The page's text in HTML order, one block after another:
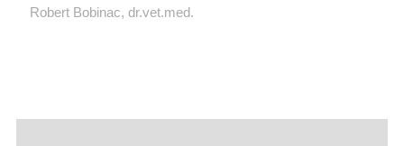
Robert Bobinac, dr.vet.med.